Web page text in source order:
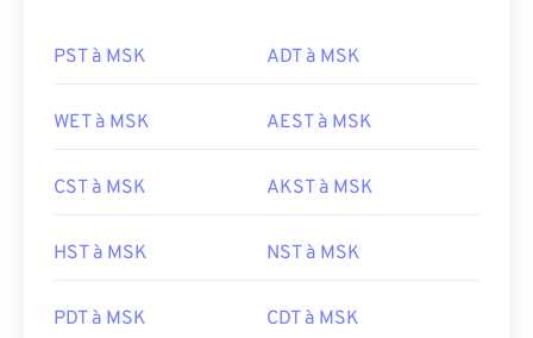
PST à MSK ADT à MSK
WET à MSK AEST à MSK
CST à MSK AKST à MSK
HST à MSK NST à MSK
PDT à MSK CDT à MSK